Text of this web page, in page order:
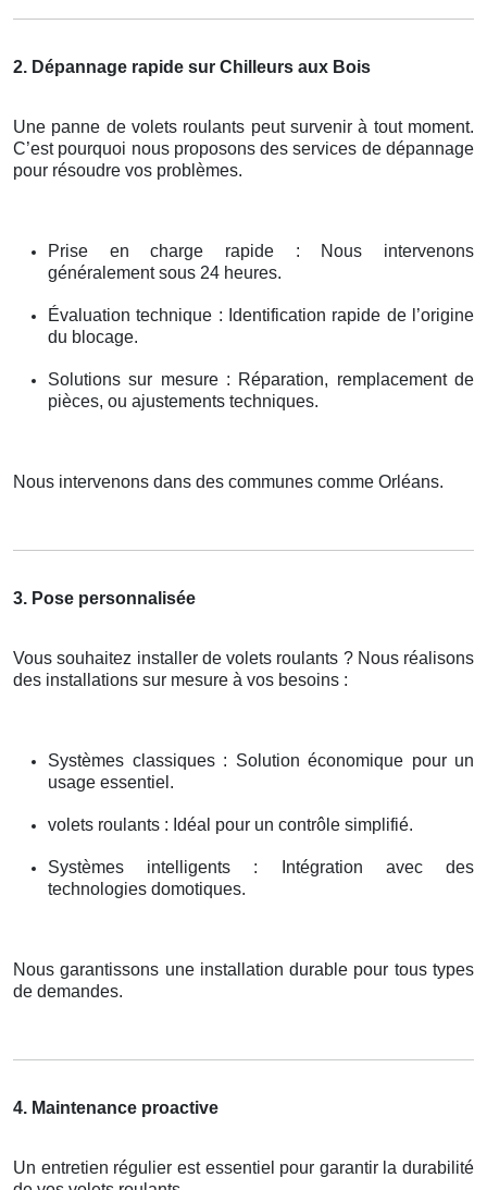
2. Dépannage rapide sur Chilleurs aux Bois
Une panne de volets roulants peut survenir à tout moment.
C’est pourquoi nous proposons des services de dépannage
pour résoudre vos problèmes.
Prise en charge rapide : Nous intervenons
généralement sous 24 heures.
Évaluation technique : Identification rapide de l’origine
du blocage.
Solutions sur mesure : Réparation, remplacement de
pièces, ou ajustements techniques.
Nous intervenons dans des communes comme Orléans.
3. Pose personnalisée
Vous souhaitez installer de volets roulants ? Nous réalisons
des installations sur mesure à vos besoins :
Systèmes classiques : Solution économique pour un
usage essentiel.
volets roulants : Idéal pour un contrôle simplifié.
Systèmes intelligents : Intégration avec des
technologies domotiques.
Nous garantissons une installation durable pour tous types
de demandes.
4. Maintenance proactive
Un entretien régulier est essentiel pour garantir la durabilité